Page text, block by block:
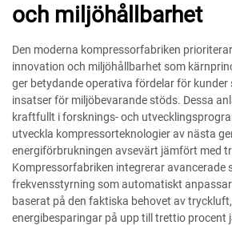
och miljöhållbarhet
Den moderna kompressorfabriken
innovation och miljöhållbarhet som
ger betydande operativa fördelar för
insatser för miljöbevarande stöds. Dessa
kraftfullt i forsknings- och
utveckla kompressorteknologier av nästa
energiförbrukningen avsevärt jämfört med
Kompressorfabriken integrerar avancerade
frekvensstyrning som automatiskt
baserat på den faktiska behovet av
energibesparingar på upp till trettio procent